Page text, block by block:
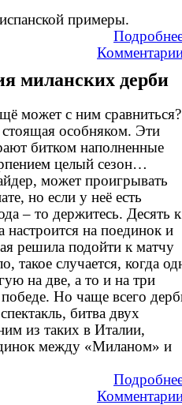
примеры.
миланских дерби
может с ним сравниться?
особняком. Эти
битком наполненные
целый сезон…
может проигрывать
но если у неё есть
– то держитесь. Десять к
настроится на поединок и
решила подойти к матчу
такое случается, когда
на две, а то и на три
Но чаще всего
битва двух
из таких в Италии,
между «Миланом» и